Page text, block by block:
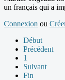
un français qui a
Connexion ou
Début
Précédent
1
Suivant
Fin